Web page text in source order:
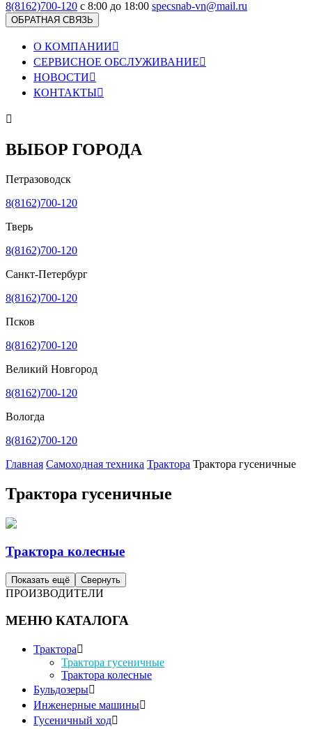
8(8162)700-120 с 8:00 до 18:00 specsnab-vn@mail.ru
ОБРАТНАЯ СВЯЗЬ
О КОМПАНИИ
СЕРВИСНОЕ ОБСЛУЖИВАНИЕ
НОВОСТИ
КОНТАКТЫ

ВЫБОР ГОРОДА
Петразоводск
8(8162)700-120
Тверь
8(8162)700-120
Санкт-Петербург
8(8162)700-120
Псков
8(8162)700-120
Великий Новгород
8(8162)700-120
Вологда
8(8162)700-120
Главная Самоходная техника Трактора Трактора гусеничные
Трактора гусеничные
Трактора колесные
Показать ещё Свернуть
ПРОИЗВОДИТЕЛИ
МЕНЮ КАТАЛОГА
Трактора
Трактора гусеничные
Трактора колесные
Бульдозеры
Инженерные машины
Гусеничный ход